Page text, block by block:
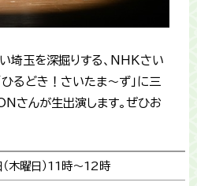
埼玉を深掘りする、NHKさい
るどき！さいたま〜ず」に三
さんが生出演します。ぜひお
木曜日）11時〜12時